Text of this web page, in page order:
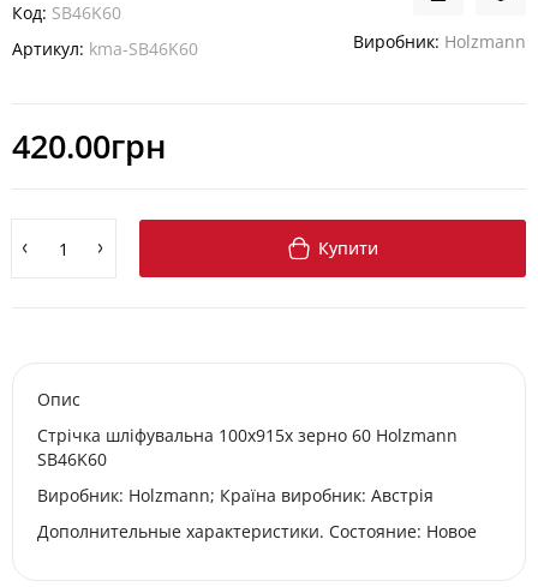
Код: SB46K60
Артикул: kma-SB46K60 Виробник: Holzmann
420.00грн
Купити
Опис
Стрічка шліфувальна 100x915x зерно 60 Holzmann
SB46K60
Виробник: Holzmann; Країна виробник: Австрія
Дополнительные характеристики. Состояние: Новое